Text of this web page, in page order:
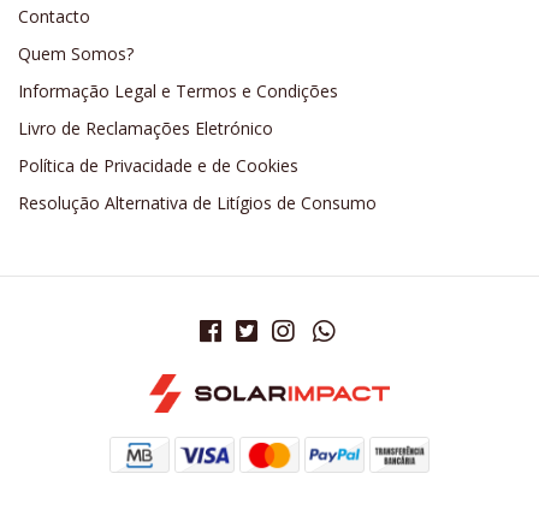
Contacto
Quem Somos?
Informação Legal e Termos e Condições
Livro de Reclamações Eletrónico
Política de Privacidade e de Cookies
Resolução Alternativa de Litígios de Consumo